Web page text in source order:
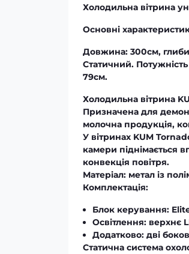
Холодильна вітрина
Основні
Довжина: 300см,
Статичний.
79см.
Холодильна вітрина
Призначена для
молочна продукція,
У вітринах KUM
камери піднімається
конвекція повітря.
Матеріал: метал із
Комплектація:
Блок керування:
Освітлення: верхнє
Додатково: дві
Статична система